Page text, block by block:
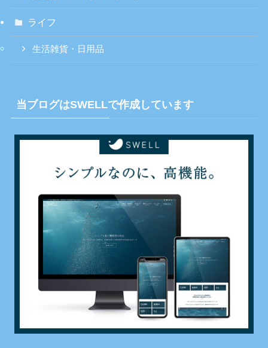
ライフ
生活雑貨・日用品
当ブログはSWELLで作成しています